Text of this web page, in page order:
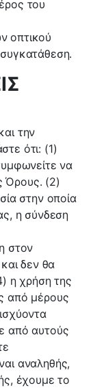
του
οπτικού
την
ότι: (1)
να
Όρους. (2)
στην οποία
η σύνδεση
στον
δεν θα
η χρήση της
από μέρους
από αυτούς
αναληθής,
έχουμε το